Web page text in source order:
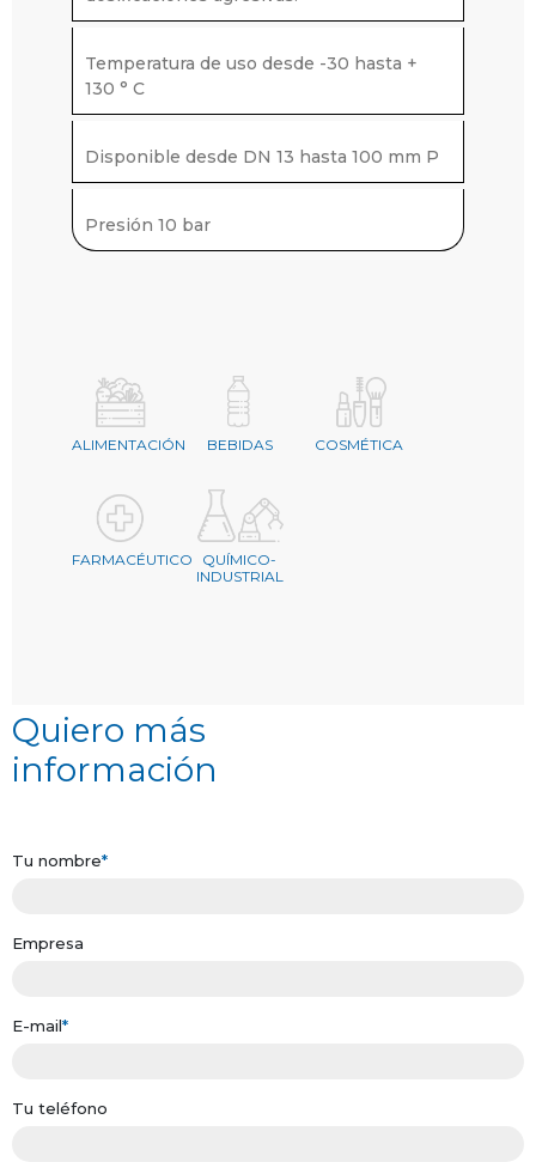
Temperatura de uso desde -30 hasta +
130 ° C
Disponible desde DN 13 hasta 100 mm P
Presión 10 bar
ALIMENTACIÓN BEBIDAS COSMÉTICA
FARMACÉUTICO
QUÍMICO-
INDUSTRIAL
Quiero más
información
Tu nombre*
Empresa
E-mail*
Tu teléfono